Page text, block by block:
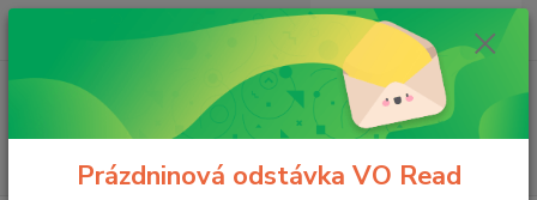
Po - Pá 8 - 14h
ks
za 0,00 Kč
Prázdninová odstávka VO Read